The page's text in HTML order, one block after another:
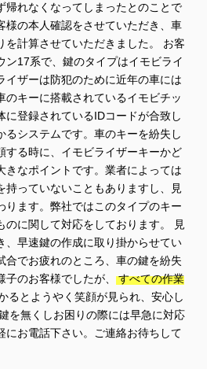
帰れなくなってしまったとのことで
様の本人確認をさせていただき、車
を計算させていただきました。 お客
ン17系で、鍵のタイプはイモビライ
イザーは防犯のために近年の車には
のキーに搭載されているイモビチッ
に登録されているIDコードが合致し
るシステムです。車のキーを紛失し
する時に、イモビライザーキーかど
きなポイントです。業者によっては
持っていないこともありますし、見
ります。弊社ではこのタイプのキー
のに関して対応をしております。 見
、早速鍵の作成に取り掛からせてい
合でお疲れのところ、車の鍵を紛失
のお客様でしたが、
すべての作業
るとようやく笑顔が見られ、安心し
を無くしお困りの際には早急に対応
にお電話下さい。ご連絡お待ちして